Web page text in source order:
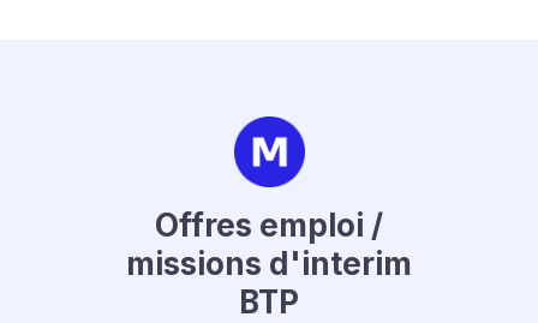
Offres emploi /
missions d'interim
BTP